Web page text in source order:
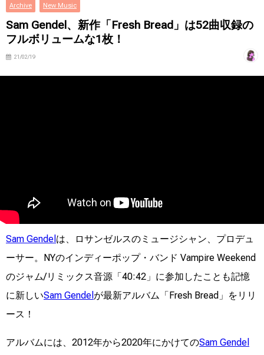
Archive New Music
Sam Gendel、新作「Fresh Bread」は52曲収録の
フルボリュームな1枚！
21/02/19
Sam Gendel は、ロサンゼルスのミュージシャン、プロデュ
ーサー。NYのインディーポップ・バンド Vampire Weekend
のジャム/リミックス音源「40:42」に参加したことも記憶
に新しいSam Gendel が最新アルバム「Fresh Bread」をリリ
ース！
アルバムには、2012年から2020年にかけてのSam Gendel